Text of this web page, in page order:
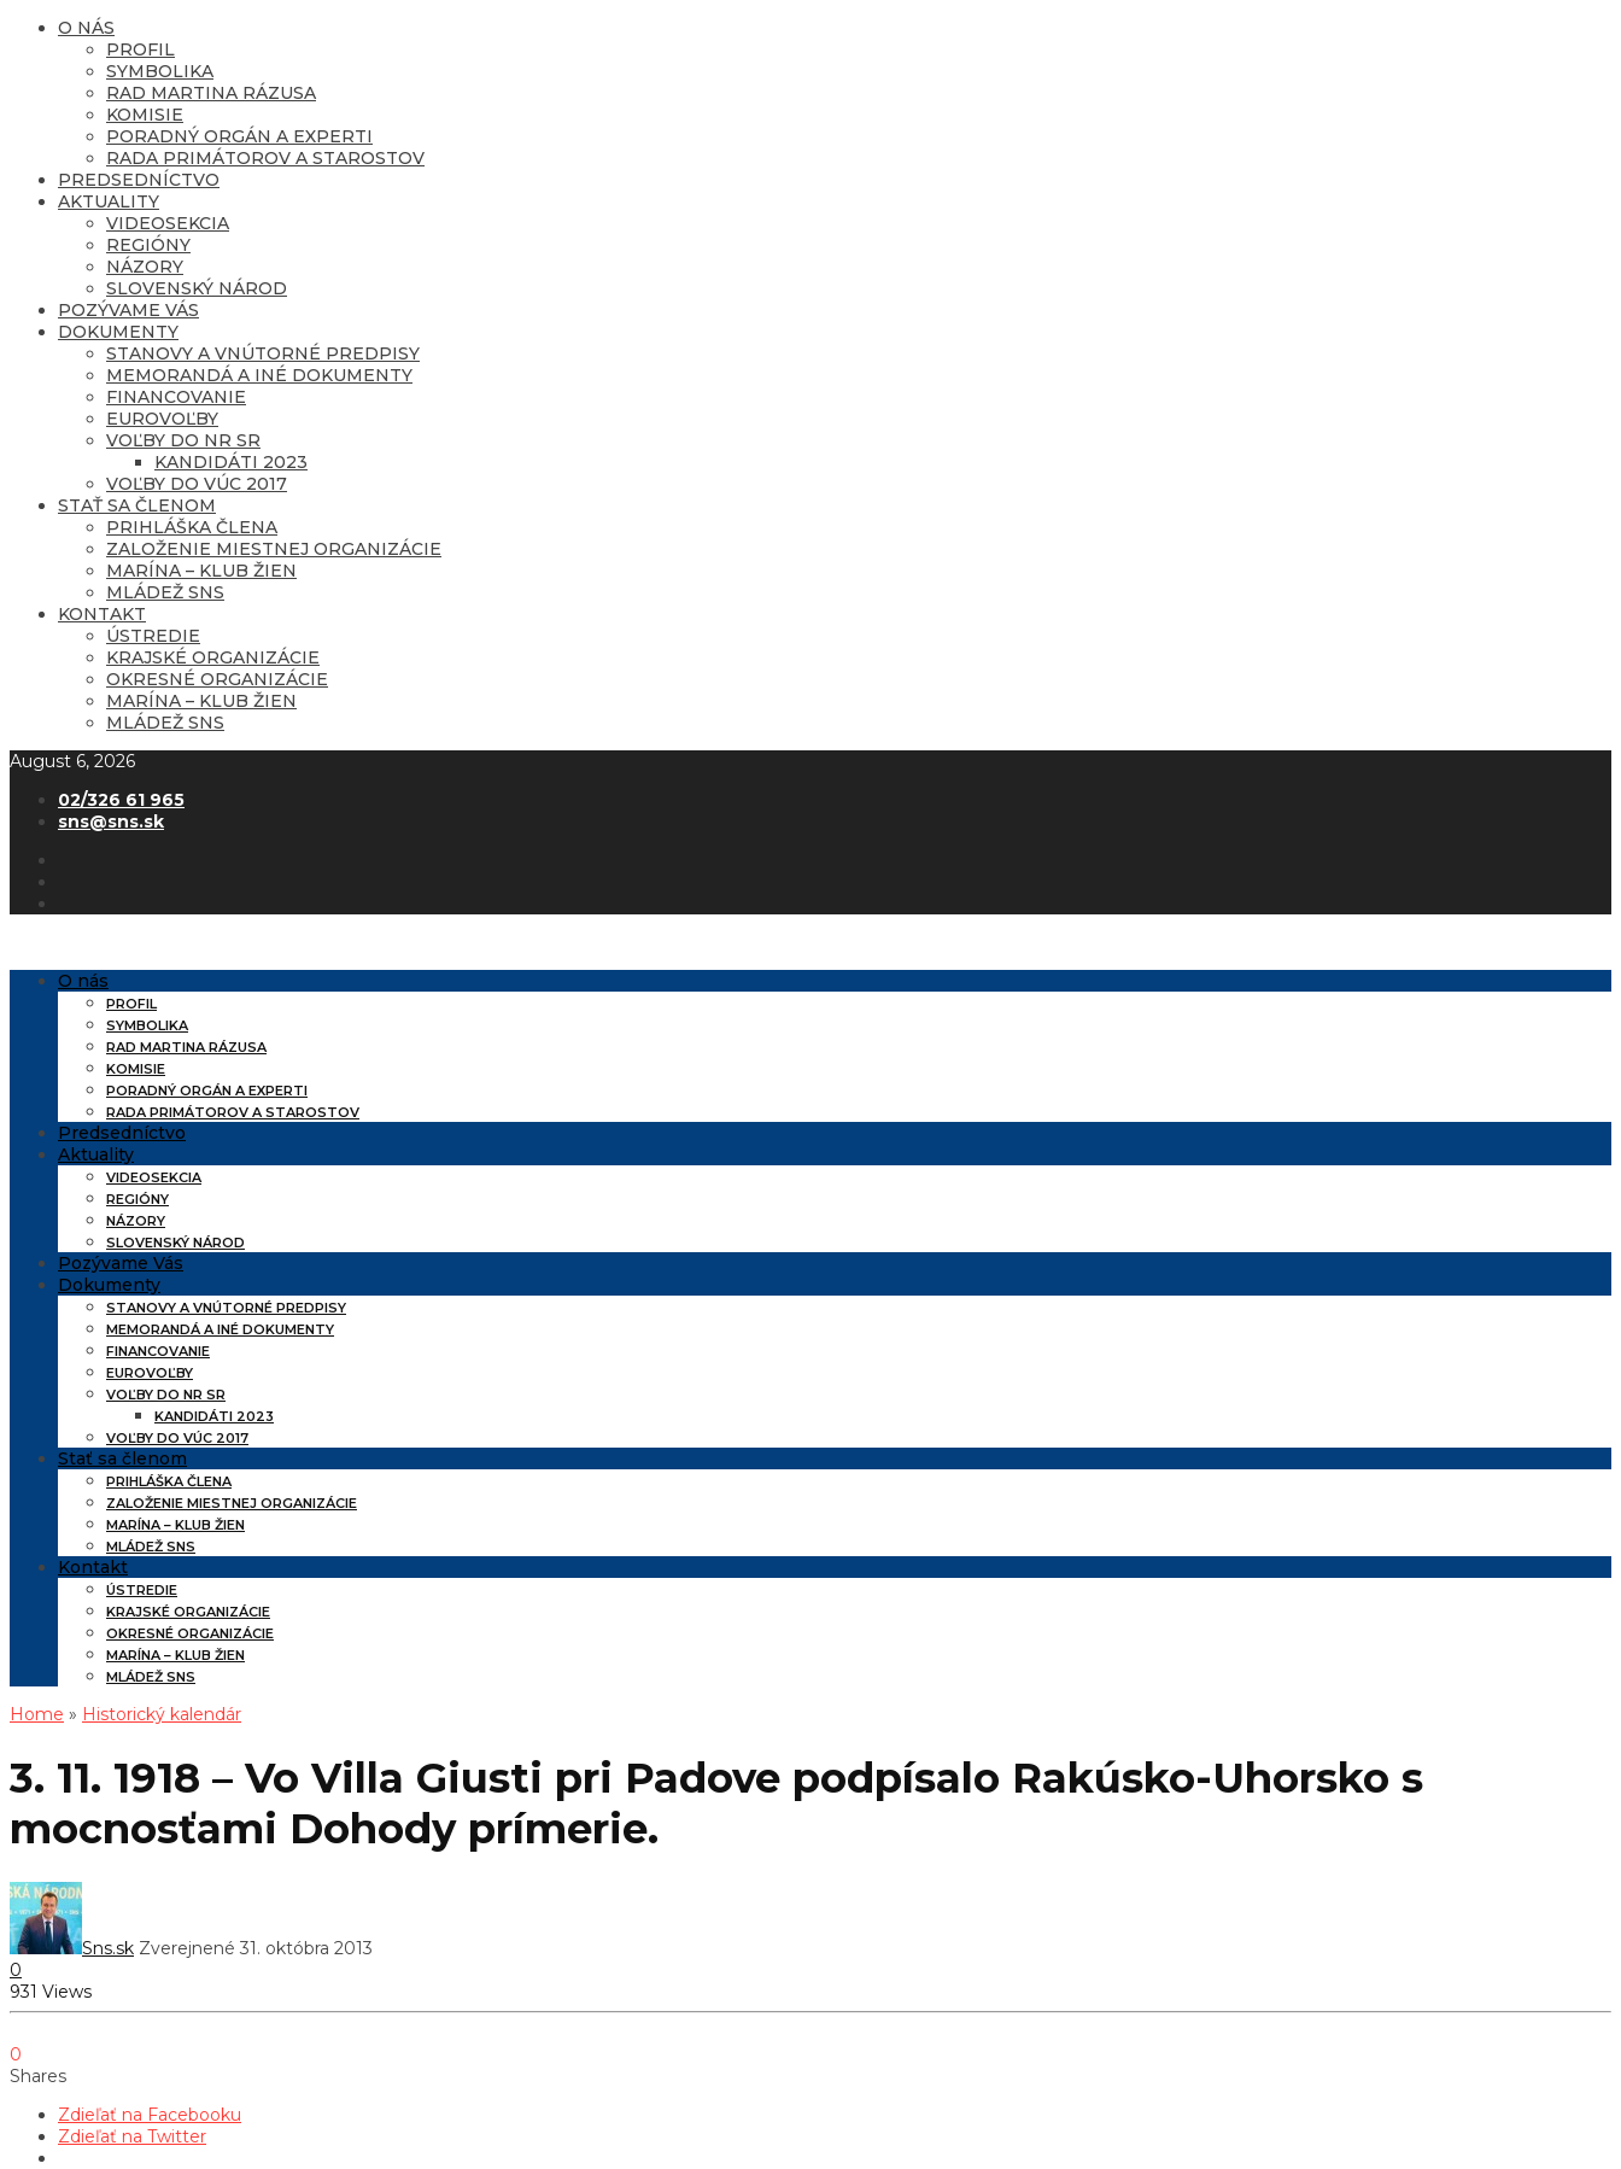
O NÁS
PROFIL
SYMBOLIKA
RAD MARTINA RÁZUSA
KOMISIE
PORADNÝ ORGÁN A EXPERTI
RADA PRIMÁTOROV A STAROSTOV
PREDSEDNÍCTVO
AKTUALITY
VIDEOSEKCIA
REGIÓNY
NÁZORY
SLOVENSKÝ NÁROD
POZÝVAME VÁS
DOKUMENTY
STANOVY A VNÚTORNÉ PREDPISY
MEMORANDÁ A INÉ DOKUMENTY
FINANCOVANIE
EUROVOĽBY
VOĽBY DO NR SR
KANDIDÁTI 2023
VOĽBY DO VÚC 2017
STAŤ SA ČLENOM
PRIHLÁŠKA ČLENA
ZALOŽENIE MIESTNEJ ORGANIZÁCIE
MARÍNA – KLUB ŽIEN
MLÁDEŽ SNS
KONTAKT
ÚSTREDIE
KRAJSKÉ ORGANIZÁCIE
OKRESNÉ ORGANIZÁCIE
MARÍNA – KLUB ŽIEN
MLÁDEŽ SNS
August 6, 2026
02/326 61 965
sns@sns.sk
O nás
PROFIL
SYMBOLIKA
RAD MARTINA RÁZUSA
KOMISIE
PORADNÝ ORGÁN A EXPERTI
RADA PRIMÁTOROV A STAROSTOV
Predsedníctvo
Aktuality
VIDEOSEKCIA
REGIÓNY
NÁZORY
SLOVENSKÝ NÁROD
Pozývame Vás
Dokumenty
STANOVY A VNÚTORNÉ PREDPISY
MEMORANDÁ A INÉ DOKUMENTY
FINANCOVANIE
EUROVOĽBY
VOĽBY DO NR SR
KANDIDÁTI 2023
VOĽBY DO VÚC 2017
Stať sa členom
PRIHLÁŠKA ČLENA
ZALOŽENIE MIESTNEJ ORGANIZÁCIE
MARÍNA – KLUB ŽIEN
MLÁDEŽ SNS
Kontakt
ÚSTREDIE
KRAJSKÉ ORGANIZÁCIE
OKRESNÉ ORGANIZÁCIE
MARÍNA – KLUB ŽIEN
MLÁDEŽ SNS
Home » Historický kalendár
3. 11. 1918 – Vo Villa Giusti pri Padove podpísalo Rakúsko-Uhorsko s
mocnosťami Dohody prímerie.
Sns.sk Zverejnené 31. októbra 2013
0
931 Views
0
Shares
Zdieľať na Facebooku
Zdieľať na Twitter